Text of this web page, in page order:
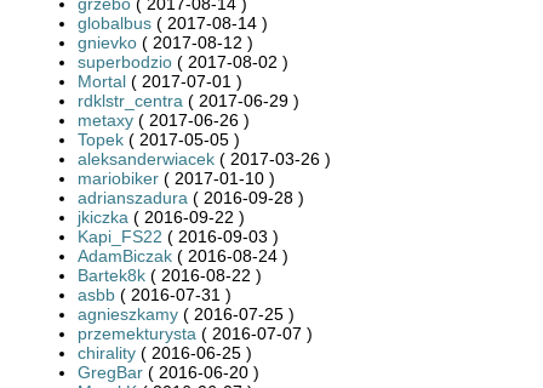
globalbus ( 2017-08-14 )
gnievko ( 2017-08-12 )
superbodzio ( 2017-08-02 )
Mortal ( 2017-07-01 )
rdklstr_centra ( 2017-06-29 )
metaxy ( 2017-06-26 )
Topek ( 2017-05-05 )
aleksanderwiacek ( 2017-03-26 )
mariobiker ( 2017-01-10 )
adrianszadura ( 2016-09-28 )
jkiczka ( 2016-09-22 )
Kapi_FS22 ( 2016-09-03 )
AdamBiczak ( 2016-08-24 )
Bartek8k ( 2016-08-22 )
asbb ( 2016-07-31 )
agnieszkamy ( 2016-07-25 )
przemekturysta ( 2016-07-07 )
chirality ( 2016-06-25 )
GregBar ( 2016-06-20 )